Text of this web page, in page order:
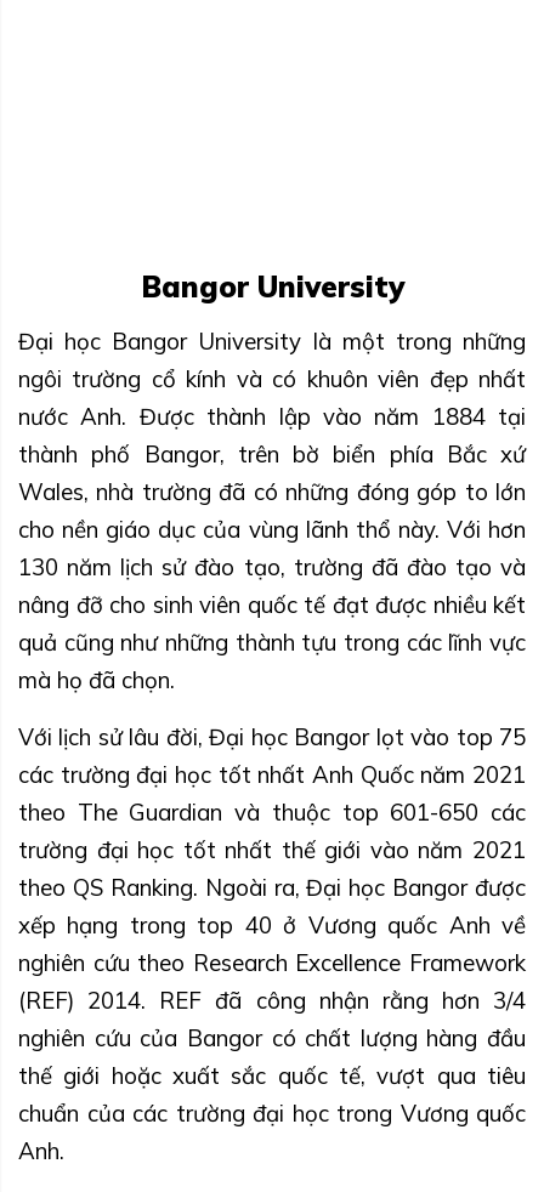
Bangor University
Đại học Bangor University là một trong những
ngôi trường cổ kính và có khuôn viên đẹp nhất
nước Anh. Được thành lập vào năm 1884 tại
thành phố Bangor, trên bờ biển phía Bắc xứ
Wales, nhà trường đã có những đóng góp to lớn
cho nền giáo dục của vùng lãnh thổ này. Với hơn
130 năm lịch sử đào tạo, trường đã đào tạo và
nâng đỡ cho sinh viên quốc tế đạt được nhiều kết
quả cũng như những thành tựu trong các lĩnh vực
mà họ đã chọn.
Với lịch sử lâu đời, Đại học Bangor lọt vào top 75
các trường đại học tốt nhất Anh Quốc năm 2021
theo The Guardian và thuộc top 601-650 các
trường đại học tốt nhất thế giới vào năm 2021
theo QS Ranking. Ngoài ra, Đại học Bangor được
xếp hạng trong top 40 ở Vương quốc Anh về
nghiên cứu theo Research Excellence Framework
(REF) 2014. REF đã công nhận rằng hơn 3/4
nghiên cứu của Bangor có chất lượng hàng đầu
thế giới hoặc xuất sắc quốc tế, vượt qua tiêu
chuẩn của các trường đại học trong Vương quốc
Anh.